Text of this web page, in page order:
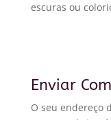
escuras ou
Enviar
O seu endereço